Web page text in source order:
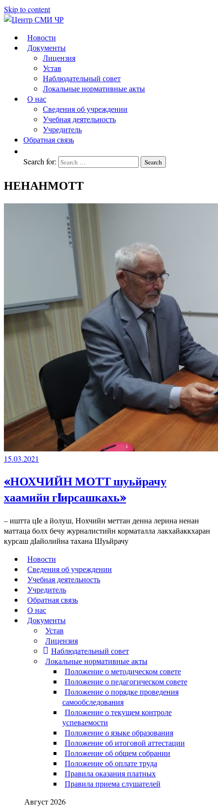
Skip to content
Центр
СМИ
подготовка
переподготовка
работников
Новости
Документы
Лицензия
Устав
Наблюдательный совет
Локальные нормативные акты
О нас
Сведения об учреждении
Учебная деятельность
Учредитель
Обратная связь
Search for: Search
НЕНАНМОТТ
15.03.2021
«НОХЧИЙН МОТТ шуьйрачу
хаамийн гIирсашкахь»
– иштта цIе а йолуш, Нохчийн меттан денна лерина ненан
маттаца болх бечу журналистийн корматалла лакхайаккхаран
курсаш дIайолийна тахана Шуьйрачу
Новости
Сведения об учреждении
Учебная деятельность
Учредитель
Обратная связь
О нас
Документы
Устав
Лицензия
Наблюдательный совет
Локальные нормативные акты
Положение о методическом совете
Положение о педагогическом совете
Положение о порядке проведения
самообследования
Положение о текущем контроле
успеваемости
Положение о языке образования
Положение об итоговой аттестации
Положение об общем собрании
Положение об оплате труда
Правила оказания платных
Правила приема слушателей
Август 2026